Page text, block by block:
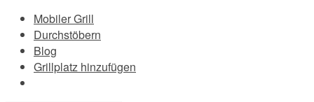
Mobiler Grill
Durchstöbern
Blog
Grillplatz hinzufügen